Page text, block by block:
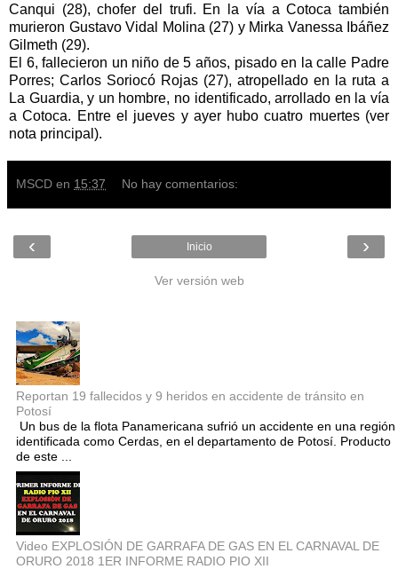
Canqui (28), chofer del trufi. En la vía a Cotoca también
murieron Gustavo Vidal Molina (27) y Mirka Vanessa Ibáñez
Gilmeth (29).
El 6, fallecieron un niño de 5 años, pisado en la calle Padre
Porres; Carlos Soriocó Rojas (27), atropellado en la ruta a
La Guardia, y un hombre, no identificado, arrollado en la vía
a Cotoca. Entre el jueves y ayer hubo cuatro muertes (ver
nota principal).
MSCD en 15:37 No hay comentarios:
‹ ›
Inicio
Ver versión web
Reportan 19 fallecidos y 9 heridos en accidente de tránsito en
Potosí
Un bus de la flota Panamericana sufrió un accidente en una región
identificada como Cerdas, en el departamento de Potosí. Producto
de este ...
Video EXPLOSIÓN DE GARRAFA DE GAS EN EL CARNAVAL DE
ORURO 2018 1ER INFORME RADIO PIO XII